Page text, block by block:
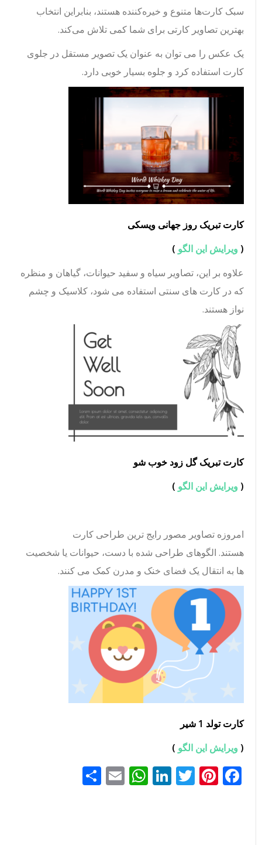
سبک کارت‌ها متنوع و خیره‌کننده هستند، بنابراین انتخاب
بهترین تصاویر کارتی برای شما کمی تلاش می‌کند.
یک عکس را می توان به عنوان یک تصویر مستقل در جلوی
کارت استفاده کرد و جلوه بسیار خوبی دارد.
کارت تبریک روز جهانی ویسکی
ویرایش این الگو)
علاوه بر این، تصاویر سیاه و سفید حیوانات، گیاهان و منظره
که در کارت های سنتی استفاده می شود، کلاسیک و چشم
نواز هستند.
کارت تبریک گل زود خوب شو
ویرایش این الگو)
امروزه تصاویر مصور رایج ترین طراحی کارت
هستند. الگوهای طراحی شده با دست، حیوانات یا شخصیت
ها به انتقال یک فضای خنک و مدرن کمک می کنند.
کارت تولد 1 شیر
ویرایش این الگو)
Facebook
Pinterest
Twitter
LinkedIn
WhatsApp
Emailاشتراک